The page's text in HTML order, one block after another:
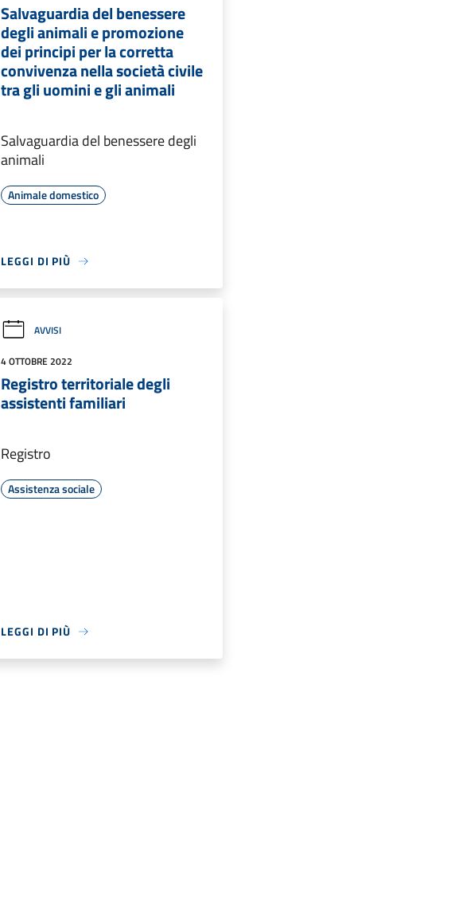
Salvaguardia del benessere
degli animali e promozione
dei principi per la corretta
convivenza nella società civile
tra gli uomini e gli animali
Salvaguardia del benessere degli
animali
Animale domestico
LEGGI DI PIÙ
AVVISI
4 OTTOBRE 2022
Registro territoriale degli
assistenti familiari
Registro
Assistenza sociale
LEGGI DI PIÙ